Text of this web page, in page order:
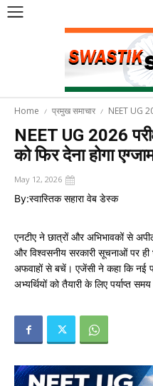
Home प्रमुख समाचार‎ NEET UG
NEET UG 2026
को फिर देना होगा
May 12, 2026
By:स्वास्तिक सहारा वेब डेस्क
एनटीए ने छात्रों और अभिभावकों से
और विश्वसनीय सरकारी सूचनाओं पर ही
अफवाहों से बचें। एजेंसी ने कहा कि नई
अभ्यर्थियों को तैयारी के लिए पर्याप्त